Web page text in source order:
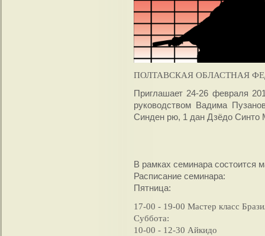
ПОЛТАВСКАЯ ОБЛАСТНАЯ
Приглашает 24-26 февраля
руководством Вадима
Синден рю, 1 дан Дзёдо Синто
В рамках семинара состоится
Расписание семинара:
Пятница:
17-00 - 19-00 Мастер класс
Суббота:
10-00 - 12-30 Айкидо